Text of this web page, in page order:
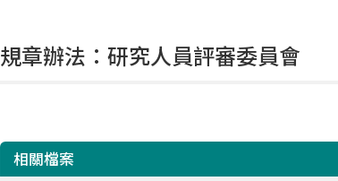
規章辦法：研究人員評審委員會
相關檔案